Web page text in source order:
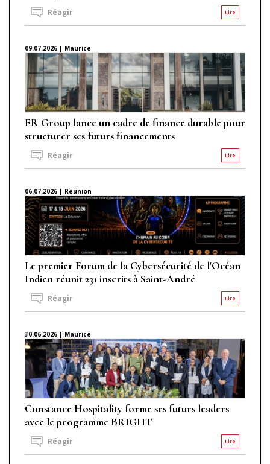
Lire
Réagir
09.07.2026 | Maurice
ER Group lance un cadre de finance durable pour
structurer ses futurs financements
Lire
Réagir
06.07.2026 | Réunion
Le premier Forum de la Cybersécurité de l'Océan
Indien réunit 231 inscrits à Saint-André
Lire
Réagir
30.06.2026 | Maurice
Constance Hospitality forme ses futurs leaders
avec le programme BRIGHT
Lire
Réagir